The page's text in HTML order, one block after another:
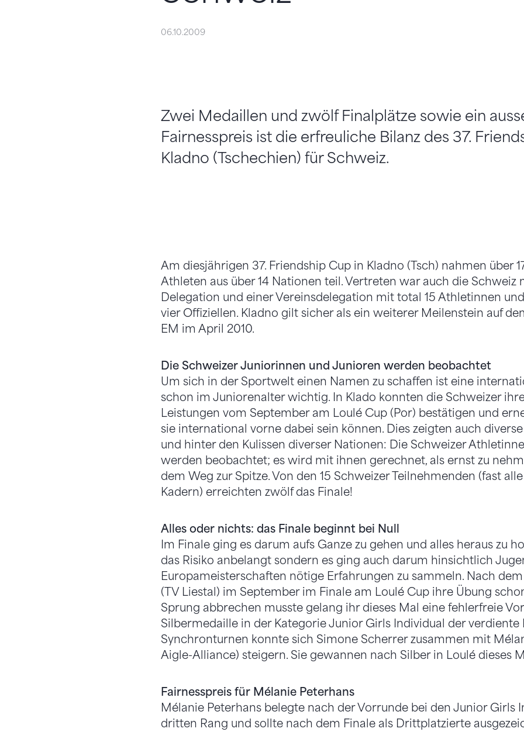
06.10.2009
Zwei Medaillen und zwölf Finalplätze sowie ein
Fairnesspreis ist die erfreuliche Bilanz des 37.
Kladno (Tschechien) für Schweiz.
Am diesjährigen 37. Friendship Cup in Kladno (Tsch) nahmen über
Athleten aus über 14 Nationen teil. Vertreten war auch die Schweiz
Delegation und einer Vereinsdelegation mit total 15 Athletinnen
vier Offiziellen. Kladno gilt sicher als ein weiterer Meilenstein auf
EM im April 2010.
Die Schweizer Juniorinnen und Junioren werden beobachtet
Um sich in der Sportwelt einen Namen zu schaffen ist eine
schon im Juniorenalter wichtig. In Klado konnten die Schweizer
Leistungen vom September am Loulé Cup (Por) bestätigen und
sie international vorne dabei sein können. Dies zeigten auch
und hinter den Kulissen diverser Nationen: Die Schweizer
werden beobachtet; es wird mit ihnen gerechnet, als ernst zu
dem Weg zur Spitze. Von den 15 Schweizer Teilnehmenden (fast
Kadern) erreichten zwölf das Finale!
Alles oder nichts: das Finale beginnt bei Null
Im Finale ging es darum aufs Ganze zu gehen und alles heraus zu
das Risiko anbelangt sondern es ging auch darum hinsichtlich
Europameisterschaften nötige Erfahrungen zu sammeln. Nach
(TV Liestal) im September im Finale am Loulé Cup ihre Übung
Sprung abbrechen musste gelang ihr dieses Mal eine fehlerfreie
Silbermedaille in der Kategorie Junior Girls Individual der verdiente
Synchronturnen konnte sich Simone Scherrer zusammen mit
Aigle-Alliance) steigern. Sie gewannen nach Silber in Loulé dieses
Fairnesspreis für Mélanie Peterhans
Mélanie Peterhans belegte nach der Vorrunde bei den Junior Girls
dritten Rang und sollte nach dem Finale als Drittplatzierte